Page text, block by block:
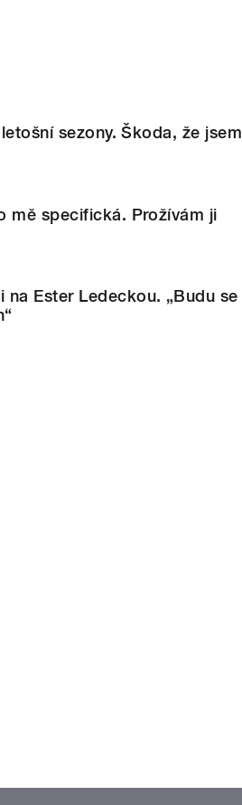
sezony. Škoda, že jsem
mě specifická. Prožívám ji
Ester Ledeckou. „Budu se